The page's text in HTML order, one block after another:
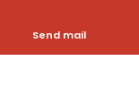
Send mail